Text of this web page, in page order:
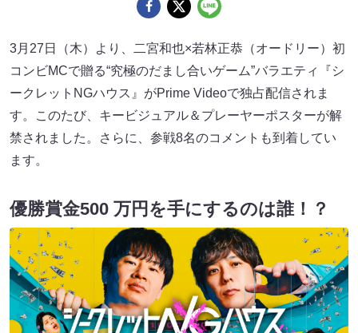
3月27日（木）より、二宮和也×若林正恭（オードリー）初
コンビMCで贈る“究極のだまし合いゲーム”バラエティ『シ
ークレットNGハウス』がPrime Videoで独占配信されま
す。このたび、キービジュアル＆プレーヤーポスターが解
禁されました。さらに、参戦8名のコメントも到着してい
ます。
優勝賞金500 万円を手にするのは誰！？